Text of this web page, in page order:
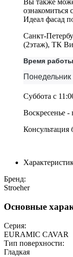
Вы также
ознакомиться
Идеал фасад
Санкт-
(2этаж), ТК
Время
Суббота с
Воскресенье -
Консультация
Бренд:
Stroeher
Основные
Серия:
EURAMIC CAVAR
Тип поверхности:
Гладкая